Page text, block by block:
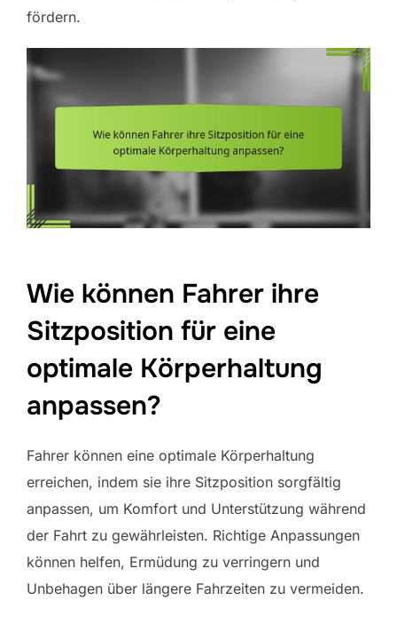
fördern.
Wie können Fahrer ihre
Sitzposition für eine
optimale Körperhaltung
anpassen?
Fahrer können eine optimale Körperhaltung
erreichen, indem sie ihre Sitzposition sorgfältig
anpassen, um Komfort und Unterstützung während
der Fahrt zu gewährleisten. Richtige Anpassungen
können helfen, Ermüdung zu verringern und
Unbehagen über längere Fahrzeiten zu vermeiden.